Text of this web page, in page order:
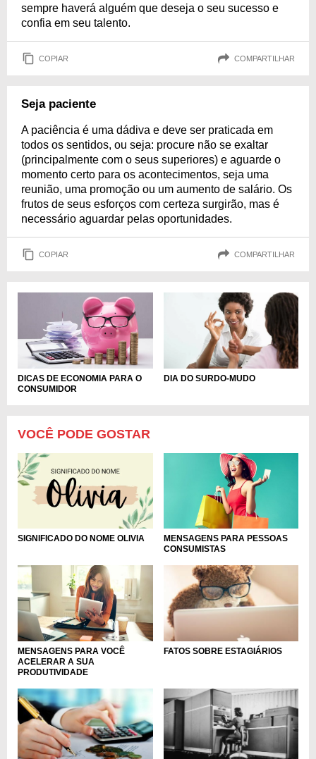
sempre haverá alguém que deseja o seu sucesso e
confia em seu talento.
COPIAR COMPARTILHAR
Seja paciente
A paciência é uma dádiva e deve ser praticada em
todos os sentidos, ou seja: procure não se exaltar
(principalmente com o seus superiores) e aguarde o
momento certo para os acontecimentos, seja uma
reunião, uma promoção ou um aumento de salário. Os
frutos de seus esforços com certeza surgirão, mas é
necessário aguardar pelas oportunidades.
COPIAR COMPARTILHAR
DICAS DE ECONOMIA PARA O
CONSUMIDOR
DIA DO SURDO-MUDO
VOCÊ PODE GOSTAR
SIGNIFICADO DO NOME OLIVIA
MENSAGENS PARA PESSOAS
CONSUMISTAS
MENSAGENS PARA VOCÊ
ACELERAR A SUA
PRODUTIVIDADE
FATOS SOBRE ESTAGIÁRIOS